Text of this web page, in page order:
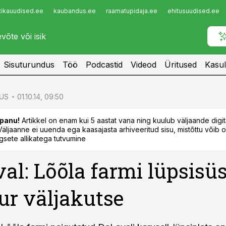
kaubandus.ee raamatupidaja.ee ehitusuudised.ee
Infopank
Sisuturundus Töö Podcastid Videod Üritused
01.10.14, 09:50
Artikkel on enam kui 5 aastat vana ning kuulub väljaande
ei uuenda ega kaasajasta arhiveeritud sisu, mistõttu võib
allikatega tutvumine
Lõõla farmi
väljakutse